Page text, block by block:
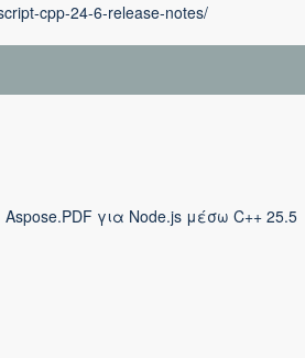
cpp-24-6-release-notes/
Aspose.PDF για Node.js μέσω C++ 25.5